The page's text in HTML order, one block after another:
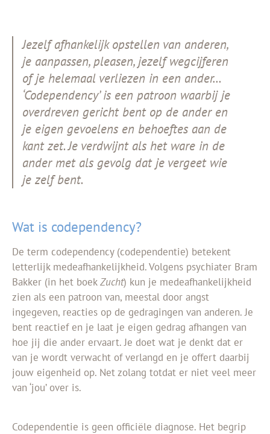
Jezelf afhankelijk opstellen van anderen,
je aanpassen, pleasen, jezelf wegcijferen
of je helemaal verliezen in een ander…
‘Codependency’ is een patroon waarbij je
overdreven gericht bent op de ander en
je eigen gevoelens en behoeftes aan de
kant zet. Je verdwijnt als het ware in de
ander met als gevolg dat je vergeet wie
je zelf bent.
Wat is codependency?
De term codependency (codependentie) betekent
letterlijk medeafhankelijkheid. Volgens psychiater Bram
Bakker (in het boekZucht) kun je medeafhankelijkheid
zien als een patroon van, meestal door angst
ingegeven, reacties op de gedragingen van anderen. Je
bent reactief en je laat je eigen gedrag afhangen van
hoe jij die ander ervaart. Je doet wat je denkt dat er
van je wordt verwacht of verlangd en je offert daarbij
jouw eigenheid op. Net zolang totdat er niet veel meer
van ‘jou’ over is.
Codependentie is geen officiële diagnose. Het begrip